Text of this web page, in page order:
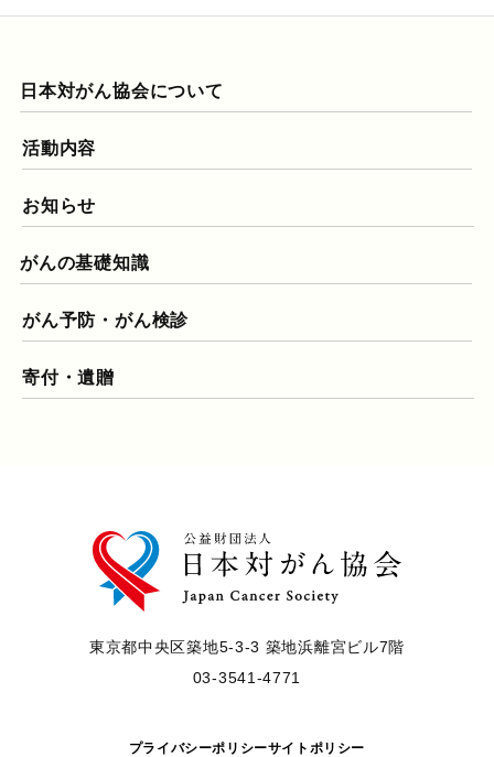
日本対がん協会について
活動内容
お知らせ
がんの基礎知識
がん予防・がん検診
寄付・遺贈
東京都中央区築地5-3-3 築地浜離宮ビル7階
03-3541-4771
プライバシーポリシーサイトポリシー